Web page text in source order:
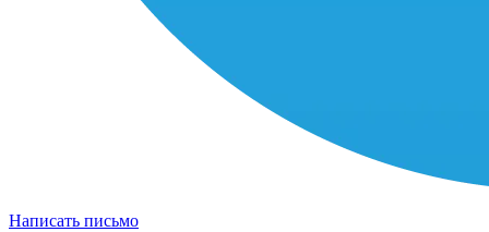
Написать письмо